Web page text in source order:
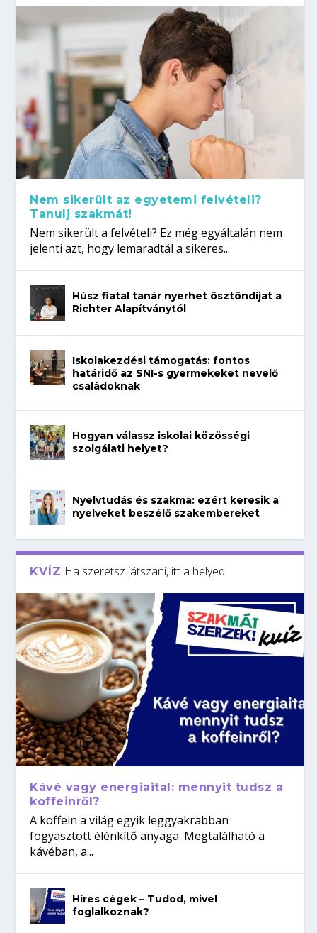
Nem sikerült az egyetemi felvételi?
Tanulj szakmát!
Nem sikerült a felvételi? Ez még egyáltalán nem
jelenti azt, hogy lemaradtál a sikeres...
Húsz fiatal tanár nyerhet ösztöndíjat a
Richter Alapítványtól
Iskolakezdési támogatás: fontos
határidő az SNI-s gyermekeket nevelő
családoknak
Hogyan válassz iskolai közösségi
szolgálati helyet?
Nyelvtudás és szakma: ezért keresik a
nyelveket beszélő szakembereket
KVÍZ Ha szeretsz játszani, itt a helyed
Kávé vagy energiaital: mennyit tudsz a
koffeinről?
A koffein a világ egyik leggyakrabban
fogyasztott élénkítő anyaga. Megtalálható a
kávéban, a...
Híres cégek – Tudod, mivel
foglalkoznak?